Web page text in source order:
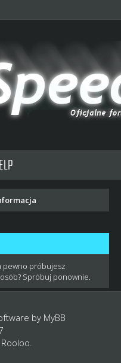
pewno próbujesz
Spróbuj ponownie.
by MyBB
Rooloo.